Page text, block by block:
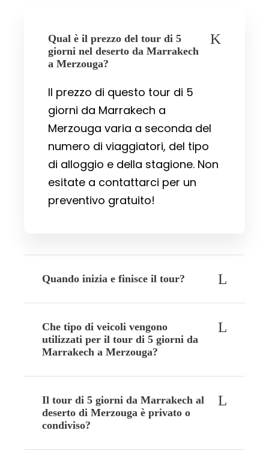
Qual è il prezzo del tour di 5
giorni nel deserto da Marrakech
a Merzouga?
Il prezzo di questo tour di 5
giorni da Marrakech a
Merzouga varia a seconda del
numero di viaggiatori, del tipo
di alloggio e della stagione. Non
esitate a contattarci per un
preventivo gratuito!
Quando inizia e finisce il tour?
Che tipo di veicoli vengono
utilizzati per il tour di 5 giorni da
Marrakech a Merzouga?
Il tour di 5 giorni da Marrakech al
deserto di Merzouga è privato o
condiviso?